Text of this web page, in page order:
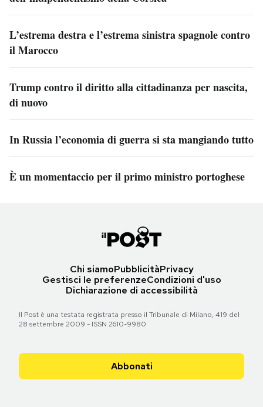
L’estrema destra e l’estrema sinistra spagnole contro
il Marocco
Trump contro il diritto alla cittadinanza per nascita,
di nuovo
In Russia l’economia di guerra si sta mangiando tutto
È un momentaccio per il primo ministro portoghese
Chi siamoPubblicitàPrivacy
Gestisci le preferenzeCondizioni d'uso
Dichiarazione di accessibilità
Il Post è una testata registrata presso il Tribunale di Milano, 419 del
28 settembre 2009 - ISSN 2610-9980
Abbonati